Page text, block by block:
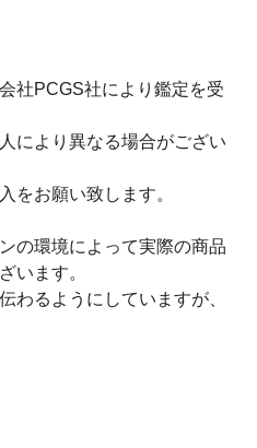
社PCGS社により鑑定を受
により異なる場合がござい
をお願い致します。
の環境によって実際の商品
います。
わるようにしていますが、